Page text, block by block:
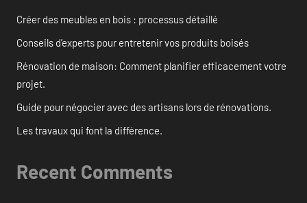
Créer des meubles en bois : processus détaillé
Conseils d’experts pour entretenir vos produits boisés
Rénovation de maison: Comment planifier efficacement votre
projet.
Guide pour négocier avec des artisans lors de rénovations.
Les travaux qui font la différence.
Recent Comments